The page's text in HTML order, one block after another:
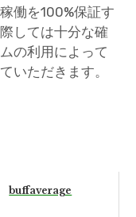
働を100%保証す
しては十分な確
の利用によって
いただきます。
buffaverage